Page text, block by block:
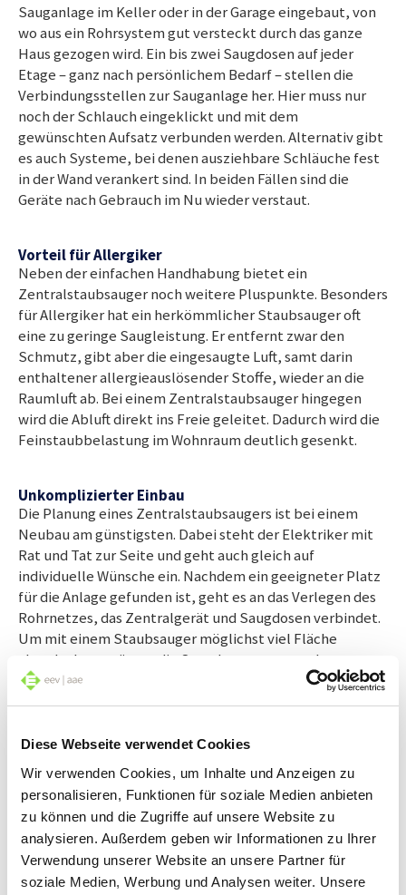
Diese Webseite verwendet Cookies
Wir verwenden Cookies, um Inhalte und Anzeigen zu
personalisieren, Funktionen für soziale Medien anbieten
zu können und die Zugriffe auf unsere Website zu
analysieren. Außerdem geben wir Informationen zu Ihrer
Verwendung unserer Website an unsere Partner für
soziale Medien, Werbung und Analysen weiter. Unsere
Sauganlage im Keller oder in der Garage eingebaut, von
wo aus ein Rohrsystem gut versteckt durch das ganze
Haus gezogen wird. Ein bis zwei Saugdosen auf jeder
Etage – ganz nach persönlichem Bedarf – stellen die
Verbindungsstellen zur Sauganlage her. Hier muss nur
noch der Schlauch eingeklickt und mit dem
gewünschten Aufsatz verbunden werden. Alternativ gibt
es auch Systeme, bei denen ausziehbare Schläuche fest
in der Wand verankert sind. In beiden Fällen sind die
Geräte nach Gebrauch im Nu wieder verstaut.
Vorteil für Allergiker
Neben der einfachen Handhabung bietet ein
Zentralstaubsauger noch weitere Pluspunkte. Besonders
für Allergiker hat ein herkömmlicher Staubsauger oft
eine zu geringe Saugleistung. Er entfernt zwar den
Schmutz, gibt aber die eingesaugte Luft, samt darin
enthaltener allergieauslösender Stoffe, wieder an die
Raumluft ab. Bei einem Zentralstaubsauger hingegen
wird die Abluft direkt ins Freie geleitet. Dadurch wird die
Feinstaubbelastung im Wohnraum deutlich gesenkt.
Unkomplizierter Einbau
Die Planung eines Zentralstaubsaugers ist bei einem
Neubau am günstigsten. Dabei steht der Elektriker mit
Rat und Tat zur Seite und geht auch gleich auf
individuelle Wünsche ein. Nachdem ein geeigneter Platz
für die Anlage gefunden ist, geht es an das Verlegen des
Rohrnetzes, das Zentralgerät und Saugdosen verbindet.
Um mit einem Staubsauger möglichst viel Fläche
abzudecken, müssen die Saugdosen an zentralen
Punkten positioniert werden – an Wänden, aber auch in
Fussböden, Sockeln oder Treppen finden sich geeignete
Auch nachträglich eine saubere Sache
Doch auch wenn das Gebäude schon steht, ist der Einbau
eines Zentralstaubsaugers weit unkomplizierter als
erwartet. Die zentral installierte Anlage kann
problemlos im Keller, Heizraum, Estrich oder in der
Garage aufgestellt werden. Die Rohrleitungen werden